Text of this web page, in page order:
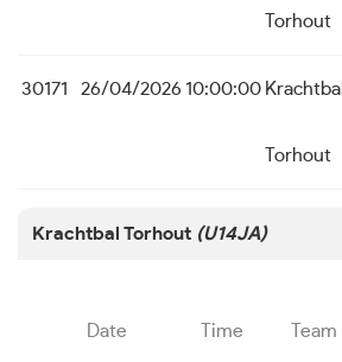
Torhout
30171 26/04/202610:00:00 Krachtbal
Torhout
Krachtbal Torhout (U14JA)
Date Time Team